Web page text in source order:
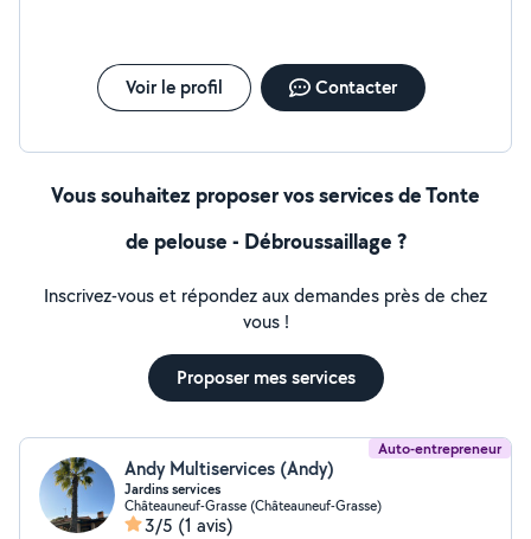
Voir le profil Contacter
Vous souhaitez proposer vos services de Tonte
de pelouse - Débroussaillage ?
Inscrivez-vous et répondez aux demandes près de chez
vous !
Proposer mes services
Auto-entrepreneur
Andy Multiservices (Andy)
Jardins services
Châteauneuf-Grasse (Châteauneuf-Grasse)
3/5 (1 avis)